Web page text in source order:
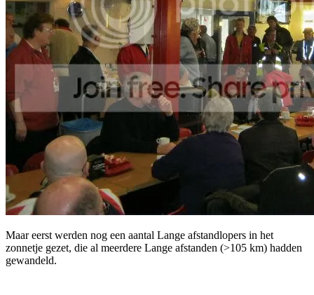
Maar eerst werden nog een aantal Lange afstandlopers in het
zonnetje gezet, die al meerdere Lange afstanden (>105 km) hadden
gewandeld.